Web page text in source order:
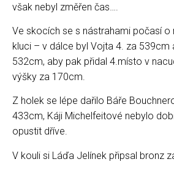
však nebyl změřen čas….
Ve skocích se s nástrahami počasí o
kluci – v dálce byl Vojta 4. za 539cm
532cm, aby pak přidal 4.místo v
výšky za 170cm.
Z holek se lépe dařilo Báře
433cm, Káji Michelfeitové nebylo
opustit dříve.
V kouli si Láďa Jelínek připsal bronz